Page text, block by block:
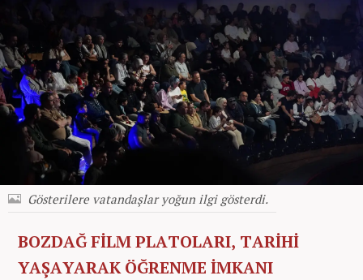
Gösterilere vatandaşlar yoğun ilgi gösterdi.
BOZDAĞ FİLM PLATOLARI, TARİHİ
YAŞAYARAK ÖĞRENME İMKANI